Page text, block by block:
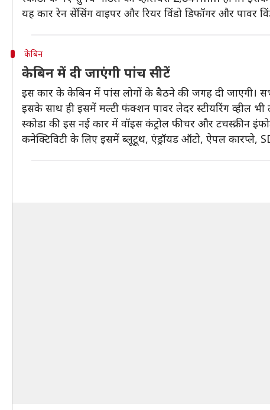
यह कार रेन सेंसिंग वाइपर और रियर विंडो डिफॉगर और पावर
केबिन
केबिन में दी जाएंगी पांच सीटें
इस कार के केबिन में पांस लोगों के बैठने की जगह दी जाएगी।
इसके साथ ही इसमें मल्टी फंक्शन पावर लेदर स्टीयरिंग व्हील भी
स्कोडा की इस नई कार में वॉइस कंट्रोल फीचर और टचस्क्रीन
कनेक्टिविटी के लिए इसमें ब्लूटूथ, एंड्रॉयड ऑटो, ऐपल कारप्ले,